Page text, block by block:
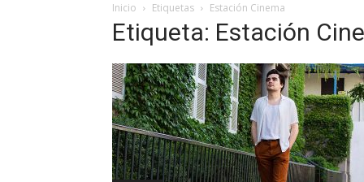
Inicio Etiquetas Estación Cinema
Etiqueta: Estación